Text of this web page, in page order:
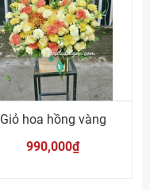
Giỏ hoa hồng vàng
990,000₫